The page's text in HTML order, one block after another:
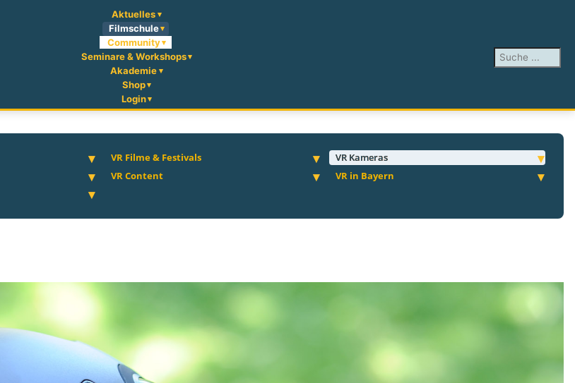
Aktuelles
Filmschule
Community
Seminare & Workshops
Akademie
Shop
Login
Suchen ...
VR Filme & Festivals
VR Kameras
VR Content
VR in Bayern